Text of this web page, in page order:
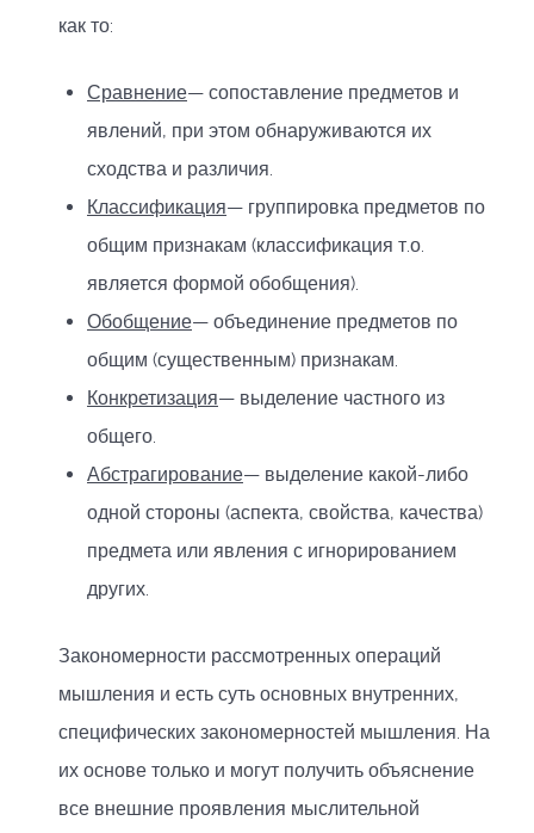
как то:
Сравнение— сопоставление предметов и
явлений, при этом обнаруживаются их
сходства и различия.
Классификация— группировка предметов по
общим признакам (классификация т.о.
является формой обобщения).
Обобщение— объединение предметов по
общим (существенным) признакам.
Конкретизация— выделение частного из
общего.
Абстрагирование— выделение какой-либо
одной стороны (аспекта, свойства, качества)
предмета или явления с игнорированием
других.
Закономерности рассмотренных операций
мышления и есть суть основных внутренних,
специфических закономерностей мышления. На
их основе только и могут получить объяснение
все внешние проявления мыслительной